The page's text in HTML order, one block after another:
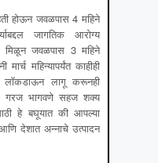
होऊन जवळपास 4 महिने
जागतिक आरोग्य
मिळून जवळपास 3 महिने
महिन्यापर्यंत काहीही
लॉकडाऊन लागू करूनही
गरज भागवणे सहज शक्य
हे बघूयात की आपल्या
देशात अन्नाचे उत्पादन